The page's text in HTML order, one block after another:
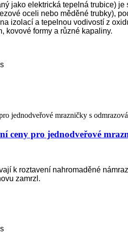
jako elektrická tepelná trubice)
oceli nebo měděné trubky),
izolací a tepelnou vodivostí z
kovové formy a různé kapaliny.
ceny pro jednodveřové
k roztavení nahromaděné
zamrzl.